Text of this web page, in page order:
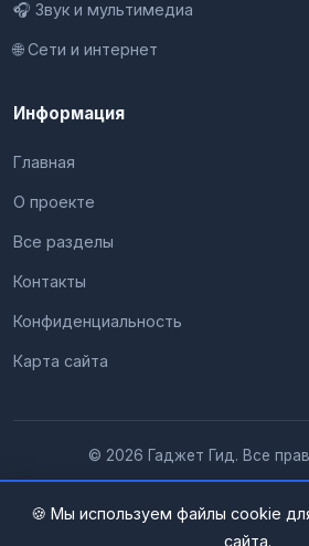
🎧 Звук и мультимедиа
🌐 Сети и интернет
Информация
Главная
О проекте
Все разделы
Контакты
Конфиденциальность
Карта сайта
© 2026 Гаджет Гид. Все
🍪 Мы используем файлы cookie
сайта.